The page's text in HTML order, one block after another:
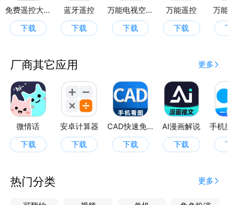
免费遥控大全
下载
蓝牙遥控
下载
万能电视空调遥控器
下载
万能遥控
下载
万
厂商其它应用 更多
微情话
下载
安卓计算器
下载
CAD快速免费看图王
下载
AI漫画解说
下载
热门分类 更多